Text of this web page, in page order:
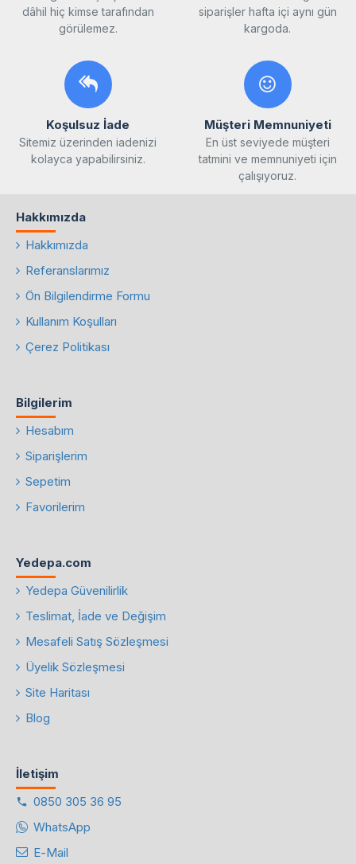
dâhil hiç kimse tarafından
görülemez.
siparişler hafta içi aynı gün
kargoda.
Koşulsuz İade
Sitemiz üzerinden iadenizi
kolayca yapabilirsiniz.
Müşteri Memnuniyeti
En üst seviyede müşteri
tatmini ve memnuniyeti için
çalışıyoruz.
Hakkımızda
Hakkımızda
Referanslarımız
Ön Bilgilendirme Formu
Kullanım Koşulları
Çerez Politikası
Bilgilerim
Hesabım
Siparişlerim
Sepetim
Favorilerim
Yedepa.com
Yedepa Güvenilirlik
Teslimat, İade ve Değişim
Mesafeli Satış Sözleşmesi
Üyelik Sözleşmesi
Site Haritası
Blog
İletişim
0850 305 36 95
WhatsApp
E-Mail